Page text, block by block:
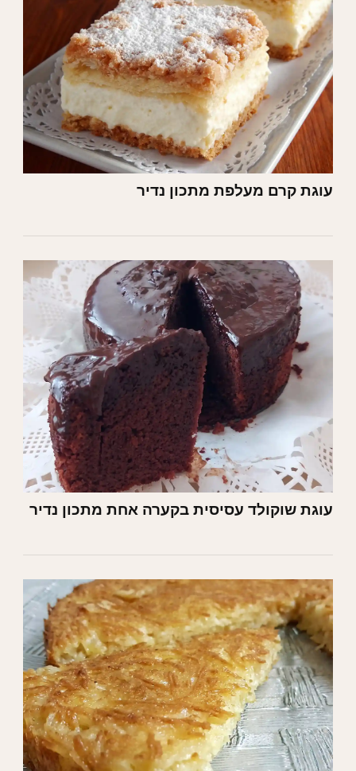
עוגת קרם מעלפת מתכון נדיר
עוגת שוקולד עסיסית בקערה אחת מתכון נדיר